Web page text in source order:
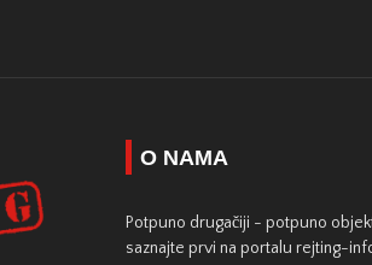
O NAMA
Potpuno drugačiji - potpuno
saznajte prvi na portalu rejting-